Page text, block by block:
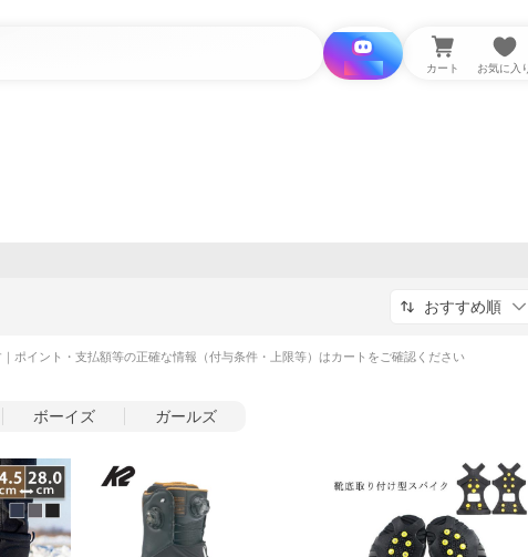
i と探す カート お気に入
おすすめ順
ポイント・支払額等の正確な情報（付与条件・上限等）はカートをご確認ください
ボーイズ ガールズ